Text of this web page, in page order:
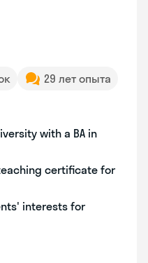
29 лет опыта
with a BA in
certificate for
interests for